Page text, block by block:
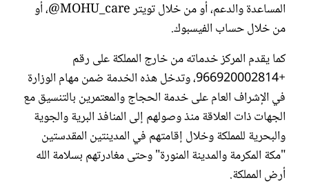
المساعدة والدعم، أو من خلال تويتر MOHU_care@، أو
من خلال حساب الفيسبوك.
كما يقدم المركز خدماته من خارج المملكة على رقم
+966920002814، وتدخل هذه الخدمة ضمن مهام الوزارة
في الإشراف العام على خدمة الحجاج والمعتمرين بالتنسيق مع
الجهات ذات العلاقة منذ وصولهم إلى المنافذ البرية والجوية
والبحرية للمملكة وخلال إقامتهم في المدينتين المقدستين
"مكة المكرمة والمدينة المنورة" وحتى مغادرتهم بسلامة الله
أرض المملكة.